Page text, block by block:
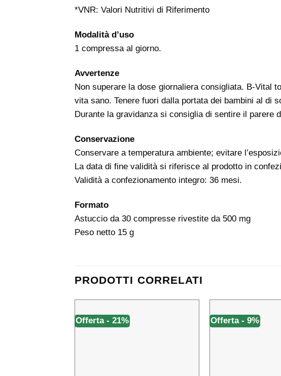
*VNR: Valori Nutritivi di Riferimento
Modalità d’uso
1 compressa al giorno.
Avvertenze
Non superare la dose giornaliera consigliata. B-Vital
vita sano. Tenere fuori dalla portata dei bambini al di
Durante la gravidanza si consiglia di sentire il parere
Conservazione
Conservare a temperatura ambiente; evitare
La data di fine validità si riferisce al prodotto in
Validità a confezionamento integro: 36 mesi.
Formato
Astuccio da 30 compresse rivestite da 500 mg
Peso netto 15 g
PRODOTTI CORRELATI
Offerta - 21% Offerta - 9%